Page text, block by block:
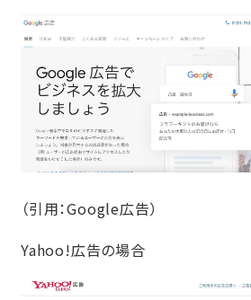
（引用：Google広告）
Yahoo!広告の場合